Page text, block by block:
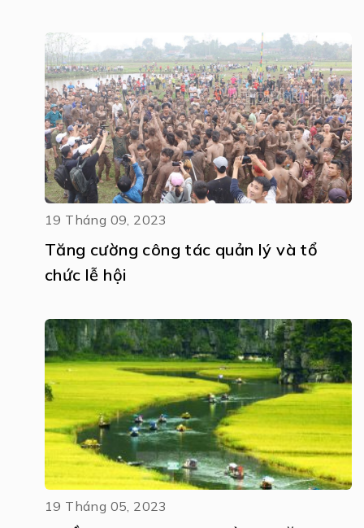
19 Tháng 09, 2023
Tăng cường công tác quản lý và tổ
chức lễ hội
19 Tháng 05, 2023